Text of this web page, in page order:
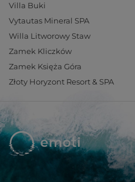
Villa Buki
Vytautas Mineral SPA
Willa Litworowy Staw
Zamek Kliczków
Zamek Księża Góra
Złoty Horyzont Resort & SPA